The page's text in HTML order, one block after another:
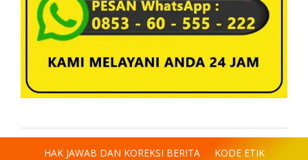
HAK JAWAB DAN KOREKSI BERITA
KODE ETIK